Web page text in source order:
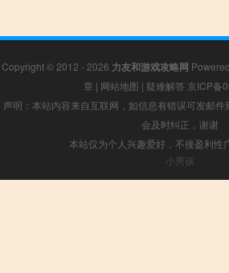
Copyright © 2012 - 2026 力友和游戏攻略网
章 | 网站地图 | 疑难解答 京ICP备
声明：本站内容来自互联网，如信息有错误可发邮
会及时纠正，谢谢
本站仅为个人兴趣爱好，不接盈利性
小男孩